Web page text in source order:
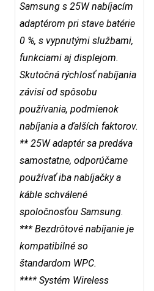
Samsung s 25W nabíjacím
adaptérom pri stave batérie
0 %, s vypnutými službami,
funkciami aj displejom.
Skutočná rýchlosť nabíjania
závisí od spôsobu
používania, podmienok
nabíjania a ďalších faktorov.
** 25W adaptér sa predáva
samostatne, odporúčame
používať iba nabíjačky a
káble schválené
spoločnosťou Samsung.
*** Bezdrôtové nabíjanie je
kompatibilné so
štandardom WPC.
**** Systém Wireless